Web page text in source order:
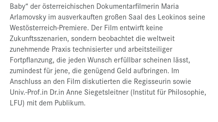
Baby“ der österreichischen Dokumentarfilmerin Maria
Arlamovsky im ausverkauften großen Saal des Leokinos seine
Westösterreich-Premiere. Der Film entwirft keine
Zukunftsszenarien, sondern beobachtet die weltweit
zunehmende Praxis technisierter und arbeitsteiliger
Fortpflanzung, die jeden Wunsch erfüllbar scheinen lässt,
zumindest für jene, die genügend Geld aufbringen. Im
Anschluss an den Film diskutierten die Regisseurin sowie
Univ.-Prof.in Dr.in Anne Siegetsleitner (Institut für Philosophie,
LFU) mit dem Publikum.